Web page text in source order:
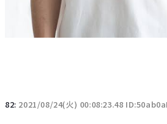
82: 2021/08/24(火) 00:08:23.48